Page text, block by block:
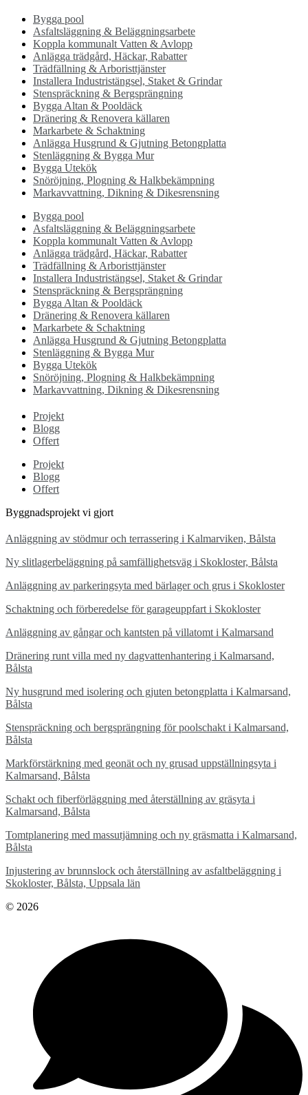
Bygga pool
Asfaltsläggning & Beläggningsarbete
Koppla kommunalt Vatten & Avlopp
Anlägga trädgård, Häckar, Rabatter
Trädfällning & Arboristtjänster
Installera Industristängsel, Staket & Grindar
Stenspräckning & Bergsprängning
Bygga Altan & Pooldäck
Dränering & Renovera källaren
Markarbete & Schaktning
Anlägga Husgrund & Gjutning Betongplatta
Stenläggning & Bygga Mur
Bygga Utekök
Snöröjning, Plogning & Halkbekämpning
Markavvattning, Dikning & Dikesrensning
Bygga pool
Asfaltsläggning & Beläggningsarbete
Koppla kommunalt Vatten & Avlopp
Anlägga trädgård, Häckar, Rabatter
Trädfällning & Arboristtjänster
Installera Industristängsel, Staket & Grindar
Stenspräckning & Bergsprängning
Bygga Altan & Pooldäck
Dränering & Renovera källaren
Markarbete & Schaktning
Anlägga Husgrund & Gjutning Betongplatta
Stenläggning & Bygga Mur
Bygga Utekök
Snöröjning, Plogning & Halkbekämpning
Markavvattning, Dikning & Dikesrensning
Projekt
Blogg
Offert
Projekt
Blogg
Offert
Byggnadsprojekt vi gjort
Anläggning av stödmur och terrassering i Kalmarviken, Bålsta
Ny slitlagerbeläggning på samfällighetsväg i Skokloster, Bålsta
Anläggning av parkeringsyta med bärlager och grus i Skokloster
Schaktning och förberedelse för garageuppfart i Skokloster
Anläggning av gångar och kantsten på villatomt i Kalmarsand
Dränering runt villa med ny dagvattenhantering i Kalmarsand,
Bålsta
Ny husgrund med isolering och gjuten betongplatta i Kalmarsand,
Bålsta
Stenspräckning och bergsprängning för poolschakt i Kalmarsand,
Bålsta
Markförstärkning med geonät och ny grusad uppställningsyta i
Kalmarsand, Bålsta
Schakt och fiberförläggning med återställning av gräsyta i
Kalmarsand, Bålsta
Tomtplanering med massutjämning och ny gräsmatta i Kalmarsand,
Bålsta
Injustering av brunnslock och återställning av asfaltbeläggning i
Skokloster, Bålsta, Uppsala län
© 2026